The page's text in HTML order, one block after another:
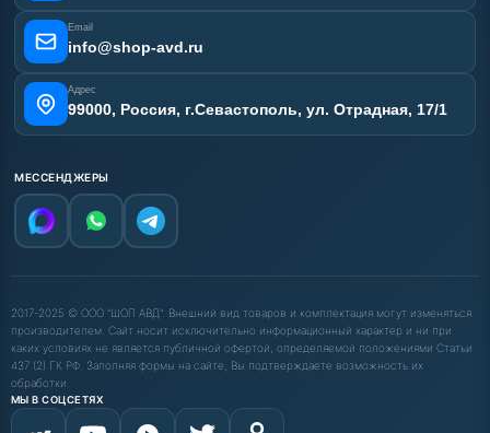
Email
info@shop-avd.ru
Адрес
99000, Россия, г.Севастополь, ул. Отрадная, 17/1
МЕССЕНДЖЕРЫ
2017-2025 © ООО "ШОП АВД". Внешний вид товаров и комплектация могут изменяться
производителем. Сайт носит исключительно информационный характер и ни при
каких условиях не является публичной офертой, определяемой положениями Статьи
437 (2) ГК РФ. Заполняя формы на сайте, Вы подтверждаете возможность их
обработки.
МЫ В СОЦСЕТЯХ